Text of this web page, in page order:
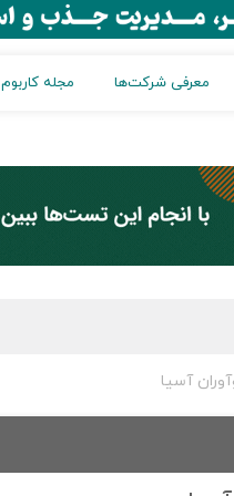
معرفی شرکت‌ها مجله کاربوم
آسیا